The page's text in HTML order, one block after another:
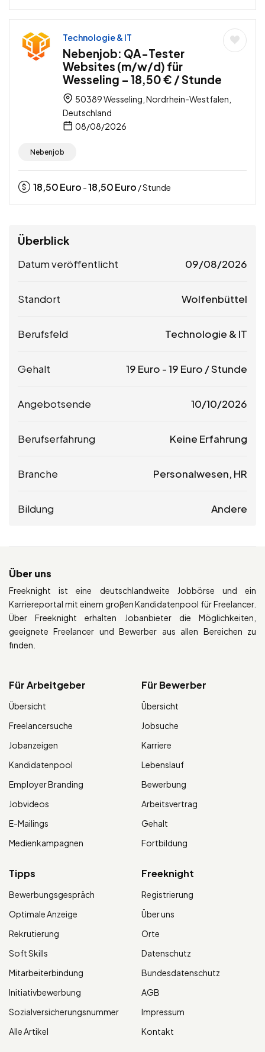
Technologie & IT
Nebenjob: QA-Tester
Websites (m/w/d) für
Wesseling – 18,50 € / Stunde
50389 Wesseling, Nordrhein-Westfalen,
Deutschland
08/08/2026
Nebenjob
18,50Euro -18,50Euro / Stunde
Überblick
Datum veröffentlicht 09/08/2026
Standort Wolfenbüttel
Berufsfeld Technologie & IT
Gehalt 19 Euro -19 Euro / Stunde
Angebotsende 10/10/2026
Berufserfahrung Keine Erfahrung
Branche Personalwesen, HR
Bildung Andere
Über uns
Freeknight ist eine deutschlandweite Jobbörse und ein
Karriereportal mit einem großen Kandidatenpool für Freelancer.
Über Freeknight erhalten Jobanbieter die Möglichkeiten,
geeignete Freelancer und Bewerber aus allen Bereichen zu
finden.
Für Arbeitgeber
Übersicht
Freelancersuche
Jobanzeigen
Kandidatenpool
Employer Branding
Jobvideos
E-Mailings
Medienkampagnen
Für Bewerber
Übersicht
Jobsuche
Karriere
Lebenslauf
Bewerbung
Arbeitsvertrag
Gehalt
Fortbildung
Tipps
Bewerbungsgespräch
Optimale Anzeige
Rekrutierung
Soft Skills
Mitarbeiterbindung
Initiativbewerbung
Sozialversicherungsnummer
Alle Artikel
Freeknight
Registrierung
Über uns
Orte
Datenschutz
Bundesdatenschutz
AGB
Impressum
Kontakt